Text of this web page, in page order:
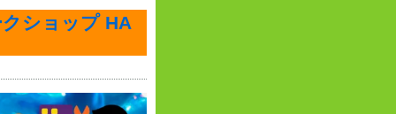
ショップ HA